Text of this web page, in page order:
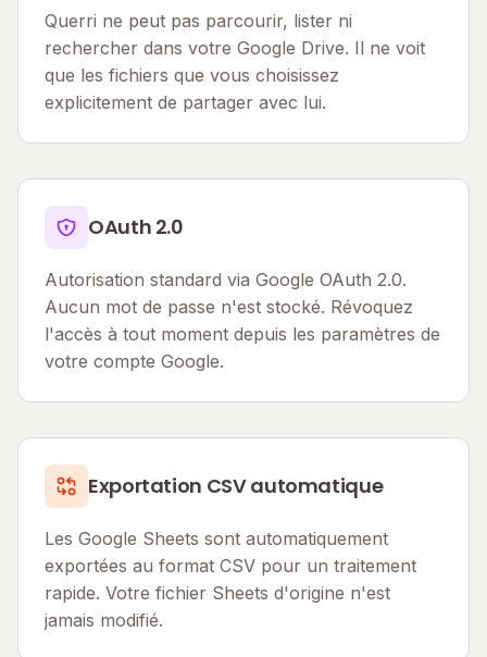
Querri ne peut pas parcourir, lister ni
rechercher dans votre Google Drive. Il ne voit
que les fichiers que vous choisissez
explicitement de partager avec lui.
OAuth 2.0
Autorisation standard via Google OAuth 2.0.
Aucun mot de passe n'est stocké. Révoquez
l'accès à tout moment depuis les paramètres de
votre compte Google.
Exportation CSV automatique
Les Google Sheets sont automatiquement
exportées au format CSV pour un traitement
rapide. Votre fichier Sheets d'origine n'est
jamais modifié.